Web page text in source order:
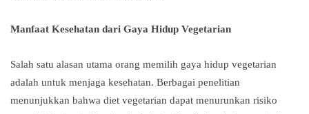
Manfaat Kesehatan dari Gaya Hidup Vegetarian
Salah satu alasan utama orang memilih gaya hidup vegetarian
adalah untuk menjaga kesehatan. Berbagai penelitian
menunjukkan bahwa diet vegetarian dapat menurunkan risiko